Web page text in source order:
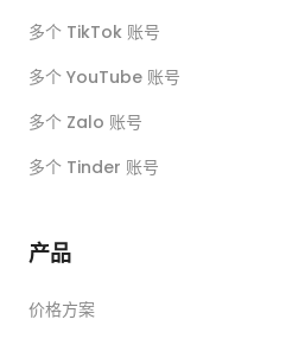
多个 TikTok 账号
多个 YouTube 账号
多个 Zalo 账号
多个 Tinder 账号
产品
价格方案